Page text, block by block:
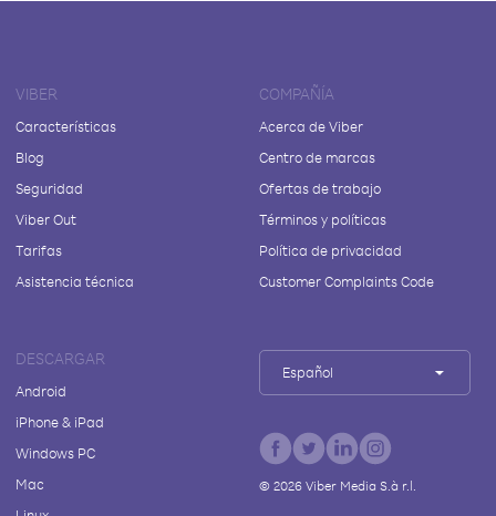
VIBER
Características
Blog
Seguridad
Viber Out
Tarifas
Asistencia técnica
COMPAÑÍA
Acerca de Viber
Centro de marcas
Ofertas de trabajo
Términos y políticas
Política de privacidad
Customer Complaints Code
DESCARGAR
Android
iPhone & iPad
Windows PC
Mac
Español
© 2026Viber Media S.à r.l.